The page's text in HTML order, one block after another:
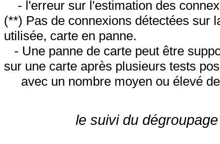
- l'erreur sur l'estimation des
(**) Pas de connexions détectées sur
utilisée, carte en panne.
- Une panne de carte peut être
sur une carte après plusieurs tests
avec un nombre moyen ou élevé
le suivi du